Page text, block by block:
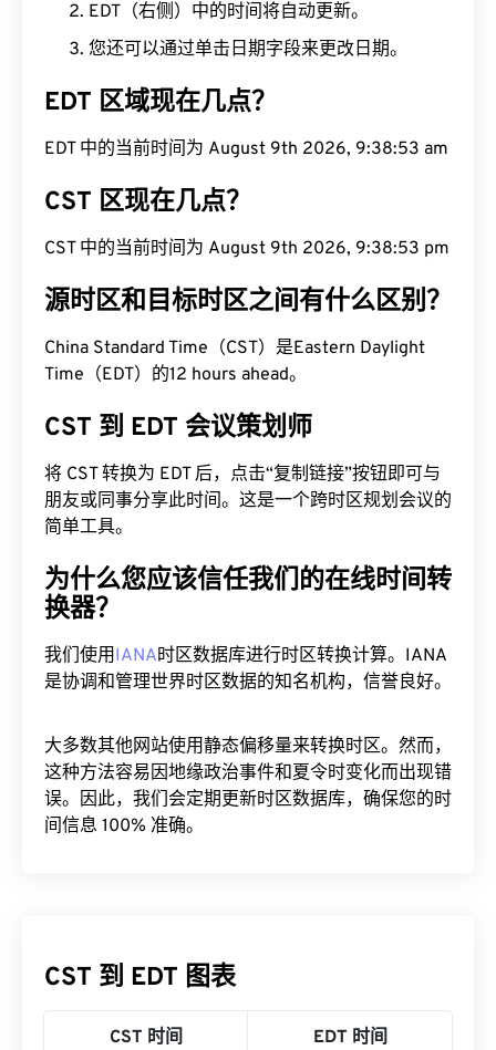
EDT（右侧）中的时间将自动更新。
您还可以通过单击日期字段来更改日期。
EDT 区域现在几点？
EDT 中的当前时间为 August 9th 2026, 9:38:54 am
CST 区现在几点？
CST 中的当前时间为 August 9th 2026, 9:38:54 pm
源时区和目标时区之间有什么区别？
China Standard Time（CST）是Eastern Daylight
Time（EDT）的12 hours ahead。
CST 到 EDT 会议策划师
将 CST 转换为 EDT 后，点击“复制链接”按钮即可与
朋友或同事分享此时间。这是一个跨时区规划会议的
简单工具。
为什么您应该信任我们的在线时间转
换器？
我们使用IANA时区数据库进行时区转换计算。IANA
是协调和管理世界时区数据的知名机构，信誉良好。
大多数其他网站使用静态偏移量来转换时区。然而，
这种方法容易因地缘政治事件和夏令时变化而出现错
误。因此，我们会定期更新时区数据库，确保您的时
间信息 100% 准确。
CST 到 EDT 图表
CST 时间 EDT 时间